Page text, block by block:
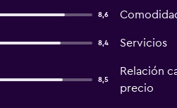
8,6
8,4 Servicios
8,5
Relación
precio